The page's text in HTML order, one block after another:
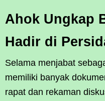
Ahok Ungkap
Hadir di
Selama menjabat
memiliki banyak
rapat dan rekaman